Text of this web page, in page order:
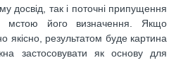
досвід, так і поточні припущення
мстою його визначення. Якщо
якісно, результатом буде картина
застосовувати як основу для